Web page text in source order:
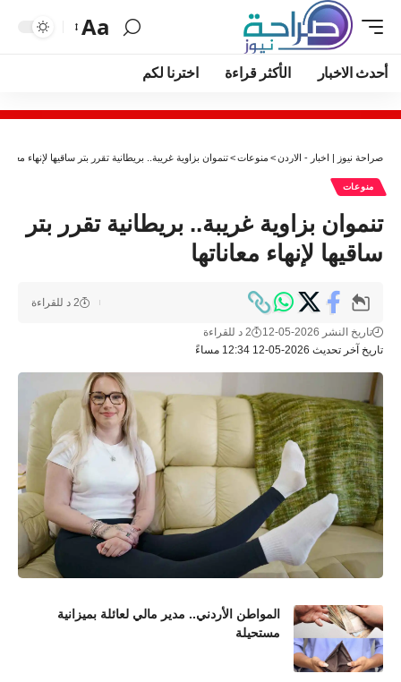
Aa
أحدث الاخبار الأكثر قراءة اخترنا لكم
صراحة نيوز | اخبار - الاردن> منوعات>تنموان بزاوية غريبة.. بريطانية تقرر بتر ساقيها لإنهاء
منوعات
تنموان بزاوية غريبة.. بريطانية تقرر بتر
ساقيها لإنهاء معاناتها
تاريخ آخر تحديث 2026-05-12 12:34 مساءً
تاريخ النشر 2026-05-12 2 د للقراءة
2 د للقراءة
المواطن الأردني.. مدير مالي لعائلة بميزانية
مستحيلة